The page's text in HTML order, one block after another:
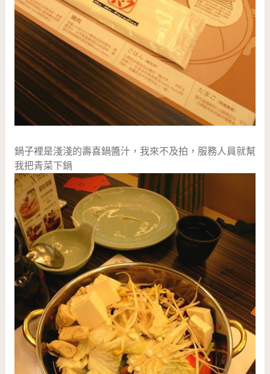
鍋子裡是淺淺的壽喜鍋醬汁，我來不及拍，服務人員就幫
我把青菜下鍋